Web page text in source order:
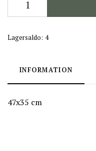
Lagersaldo: 4
INFORMATION
47x35 cm